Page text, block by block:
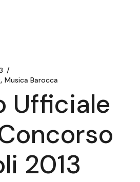
Musica Barocca
Ufficiale
2013